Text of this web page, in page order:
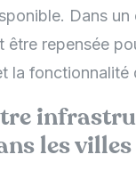
Dans
repensée
la
les villes